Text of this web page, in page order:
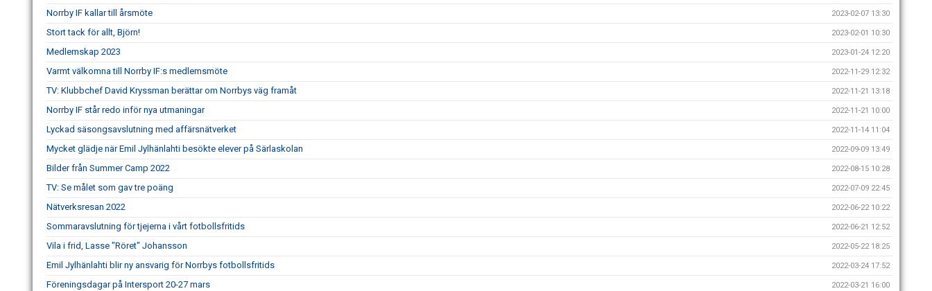
Norrby IF kallar till årsmöte 2023-02-07 13:30
Stort tack för allt, Björn! 2023-02-01 10:30
Medlemskap 2023 2023-01-24 12:20
Varmt välkomna till Norrby IF:s medlemsmöte 2022-11-29 12:32
TV: Klubbchef David Kryssman berättar om Norrbys väg framåt 2022-11-21 13:18
Norrby IF står redo inför nya utmaningar 2022-11-21 10:00
Lyckad säsongsavslutning med affärsnätverket 2022-11-14 11:04
Mycket glädje när Emil Jylhänlahti besökte elever på Särlaskolan 2022-09-09 13:49
Bilder från Summer Camp 2022 2022-08-15 10:28
TV: Se målet som gav tre poäng 2022-07-09 22:45
Nätverksresan 2022 2022-06-22 10:22
Sommaravslutning för tjejerna i vårt fotbollsfritids 2022-06-21 12:52
Vila i frid, Lasse "Röret" Johansson 2022-05-22 18:25
Emil Jylhänlahti blir ny ansvarig för Norrbys fotbollsfritids 2022-03-24 17:52
Föreningsdagar på Intersport 20-27 mars 2022-03-21 16:00